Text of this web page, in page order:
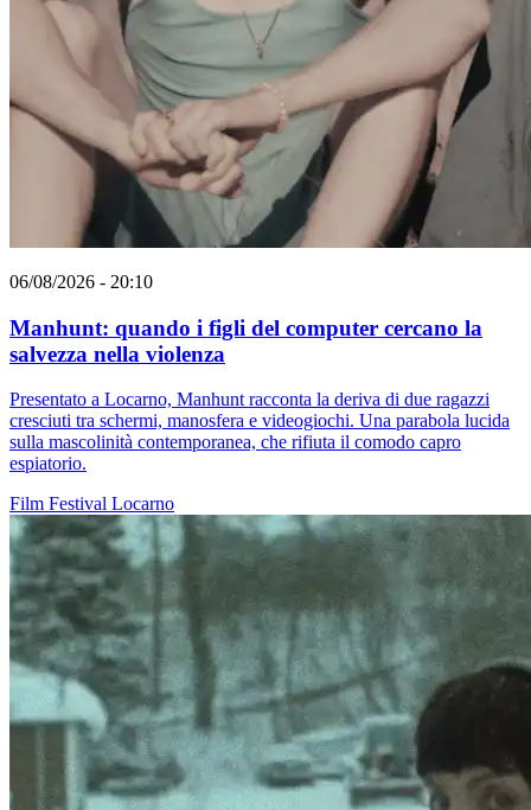
06/08/2026 - 20:10
Manhunt: quando i figli del computer cercano la
salvezza nella violenza
Presentato a Locarno, Manhunt racconta la deriva di due ragazzi
cresciuti tra schermi, manosfera e videogiochi. Una parabola lucida
sulla mascolinità contemporanea, che rifiuta il comodo capro
espiatorio.
Film Festival Locarno